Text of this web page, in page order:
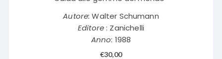
Autore: Walter Schumann
Editore: Zanichelli
Anno: 1988
€30,00